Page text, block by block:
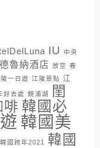
IU
中央
德魯納酒店 放空 春
一日遊 江陵景點 江
好去處 鏡浦湖
閨
啡 韓國必
韓國美
韓國跨年2021
韓國